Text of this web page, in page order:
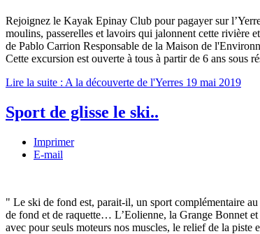
Rejoignez le Kayak Epinay Club pour pagayer sur
moulins, passerelles et lavoirs qui jalonnent cette rivière
de Pablo Carrion Responsable de la Maison de
Cette excursion est ouverte à tous à partir de 6 ans sous
Lire la suite : A la découverte de l'Yerres 19 mai 2019
Sport de glisse le ski..
Imprimer
E-mail
" Le ski de fond est, parait-il, un sport complémentaire
de fond et de raquette… L’Eolienne, la Grange Bonnet et
avec pour seuls moteurs nos muscles, le relief de la piste